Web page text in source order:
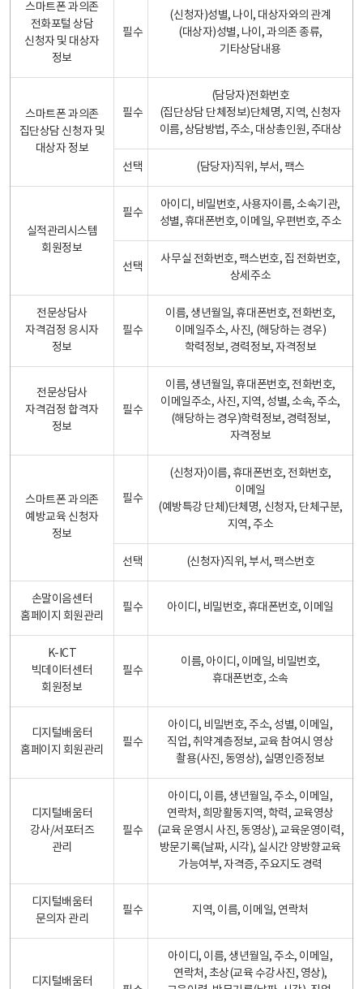
스마트폰 과의존
전화포털 상담
신청자 및 대상자
정보
필수
(신청자)성별, 나이, 대상자와의 관계
(대상자)성별, 나이, 과의존 종류,
기타상담내용
스마트폰 과의존
집단상담 신청자 및
대상자 정보
필수
(담당자)전화번호
(집단상담 단체정보)단체명, 지역, 신청자
이름, 상담방법, 주소, 대상총인원, 주대상
선택 (담당자)직위, 부서, 팩스
실적관리시스템
회원정보
필수
아이디, 비밀번호, 사용자이름, 소속기관,
성별, 휴대폰번호, 이메일, 우편번호, 주소
선택
사무실 전화번호, 팩스번호, 집 전화번호,
상세주소
전문상담사
자격검정 응시자
정보
필수
이름, 생년월일, 휴대폰번호, 전화번호,
이메일주소, 사진, (해당하는 경우)
학력정보, 경력정보, 자격정보
전문상담사
자격검정 합격자
정보
필수
이름, 생년월일, 휴대폰번호, 전화번호,
이메일주소, 사진, 지역, 성별, 소속, 주소,
(해당하는 경우)학력정보, 경력정보,
자격정보
스마트폰 과의존
예방교육 신청자
정보
필수
(신청자)이름, 휴대폰번호, 전화번호,
이메일
(예방특강 단체)단체명, 신청자, 단체구분,
지역, 주소
선택 (신청자)직위, 부서, 팩스번호
손말이음센터
홈페이지 회원관리
필수 아이디, 비밀번호, 휴대폰번호, 이메일
K-ICT
빅데이터센터
회원정보
필수
이름, 아이디, 이메일, 비밀번호,
휴대폰번호, 소속
디지털배움터
홈페이지 회원관리
필수
아이디, 비밀번호, 주소, 성별, 이메일,
직업, 취약계층정보, 교육 참여시 영상
촬용(사진, 동영상), 실명인증정보
디지털배움터
강사/서포터즈
관리
필수
아이디, 이름, 생년월일, 주소, 이메일,
연락처, 희망활동지역, 학력, 교육영상
(교육 운영시 사진, 동영상), 교육운영이력,
방문기록(날짜, 시각), 실시간 양방향교육
가능여부, 자격증, 주요지도 경력
디지털배움터
문의자 관리
필수 지역, 이름, 이메일, 연락처
디지털배움터
아이디, 이름, 생년월일, 주소, 이메일,
연락처, 초상(교육 수강사진, 영상),